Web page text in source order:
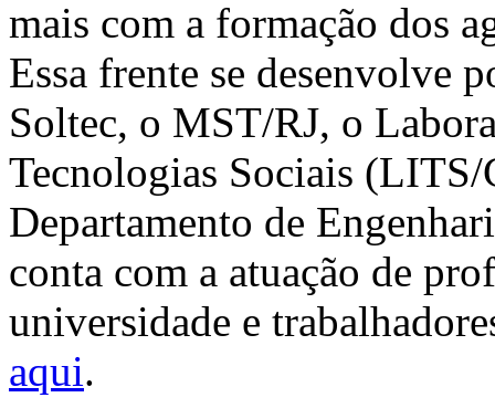
mais com a formação dos
Essa frente se desenvolve
Soltec, o MST/RJ, o
Tecnologias Sociais (LITS/
Departamento de
conta com a atuação de
universidade e
aqui.